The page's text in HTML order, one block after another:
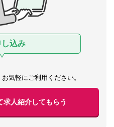
込み
気軽にご利用ください。
求人紹介してもらう